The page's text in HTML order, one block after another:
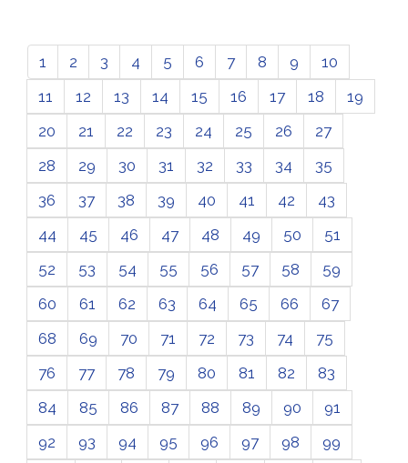
1 2 3 4 5 6 7 8 9
10
11
12 13 14 15 16 17 18
19
20
21 22 23 24 25 26
27
28
29 30 31 32 33 34
35
36
37 38 39 40 41 42
43
44
45 46 47 48 49 50
51
52
53 54 55 56 57 58
59
60
61 62 63 64 65 66
67
68
69 70 71 72 73 74
75
76
77 78 79 80 81 82
83
84
85 86 87 88 89 90
91
92
93 94 95 96 97 98
99